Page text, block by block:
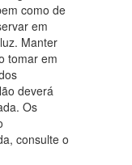
como de
em
Manter
tomar em
deverá
Os
consulte o